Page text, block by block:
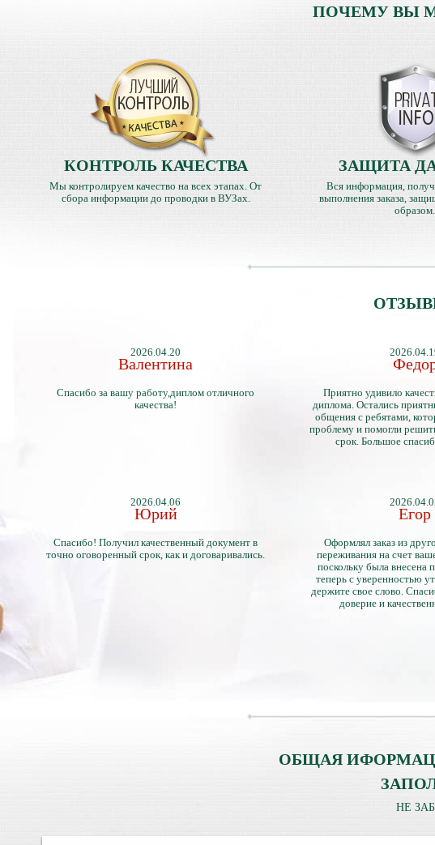
ПОЧЕМУ ВЫ
КОНТРОЛЬ КАЧЕСТВА
Мы контролируем качество на всех этапах. От
сбора информации до проводки в ВУЗах.
ЗАЩИТА
Вся информация,
выполнения заказа,
образом.
2026.04.20
Валентина
Спасибо за вашу работу,диплом отличного
качества!
Приятно удивило
диплома. Остались
общения с ребятами,
проблему и помогли
срок. Большое
2026.04.06
Юрий
Спасибо! Получил качественный документ в
точно оговоренный срок, как и договаривались.
Егор
Оформлял заказ из
переживания на счет
поскольку была внесена
теперь с уверенностью
держите свое слово.
доверие и
ОБЩАЯ
НЕ